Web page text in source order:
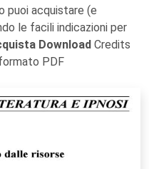
puoi acquistare (e
le facili indicazioni per
Download Credits
PDF